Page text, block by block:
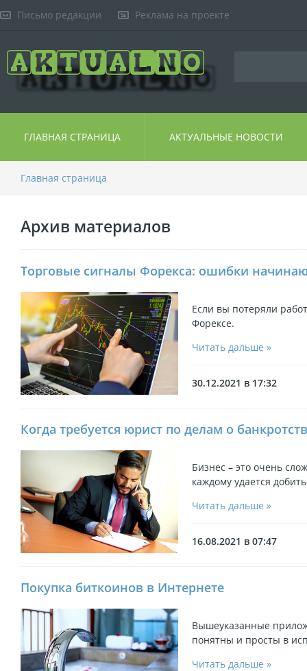
Письмо редакции Реклама на проекте
ГЛАВНАЯ СТРАНИЦА АКТУАЛЬНЫЕ НОВОСТИ
Главная страница
Архив материалов
Торговые сигналы Форекса: ошибки
Если вы потеряли
Форексе.
Читать дальше »
30.12.2021 в 17:32
Когда требуется юрист по делам о
Бизнес – это очень
каждому удается
Читать дальше »
16.08.2021 в 07:47
Покупка биткоинов в Интернете
Вышеуказанные
понятны и просты в
Читать дальше »